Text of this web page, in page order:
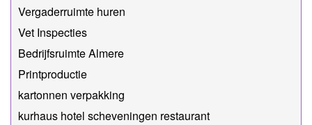
Vergaderruimte huren
Vet Inspecties
Bedrijfsruimte Almere
Printproductie
kartonnen verpakking
kurhaus hotel scheveningen restaurant